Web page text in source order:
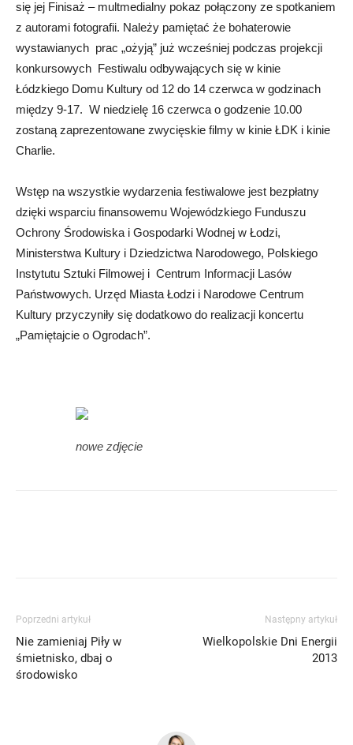
się jej Finisaż – multmedialny pokaz połączony ze spotkaniem
z autorami fotografii. Należy pamiętać że bohaterowie
wystawianych prac „ożyją” już wcześniej podczas projekcji
konkursowych Festiwalu odbywających się w kinie
Łódzkiego Domu Kultury od 12 do 14 czerwca w godzinach
między 9-17. W niedzielę 16 czerwca o godzenie 10.00
zostaną zaprezentowane zwycięskie filmy w kinie ŁDK i kinie
Charlie.
Wstęp na wszystkie wydarzenia festiwalowe jest bezpłatny
dzięki wsparciu finansowemu Wojewódzkiego Funduszu
Ochrony Środowiska i Gospodarki Wodnej w Łodzi,
Ministerstwa Kultury i Dziedzictwa Narodowego, Polskiego
Instytutu Sztuki Filmowej i Centrum Informacji Lasów
Państwowych. Urzęd Miasta Łodzi i Narodowe Centrum
Kultury przyczyniły się dodatkowo do realizacji koncertu
„Pamiętajcie o Ogrodach”.
nowe zdjęcie
Poprzedni artykuł
Nie zamieniaj Piły w
śmietnisko, dbaj o
środowisko
Następny artykuł
Wielkopolskie Dni Energii
2013